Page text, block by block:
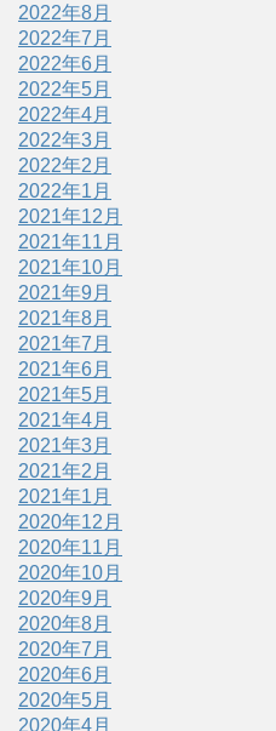
2022年8月
2022年7月
2022年6月
2022年5月
2022年4月
2022年3月
2022年2月
2022年1月
2021年12月
2021年11月
2021年10月
2021年9月
2021年8月
2021年7月
2021年6月
2021年5月
2021年4月
2021年3月
2021年2月
2021年1月
2020年12月
2020年11月
2020年10月
2020年9月
2020年8月
2020年7月
2020年6月
2020年5月
2020年4月